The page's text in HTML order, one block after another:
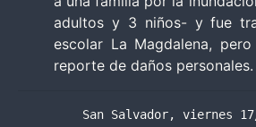
adultos y 3 niños- y fue
escolar La Magdalena,
reporte de daños personales.
San Salvador, viernes